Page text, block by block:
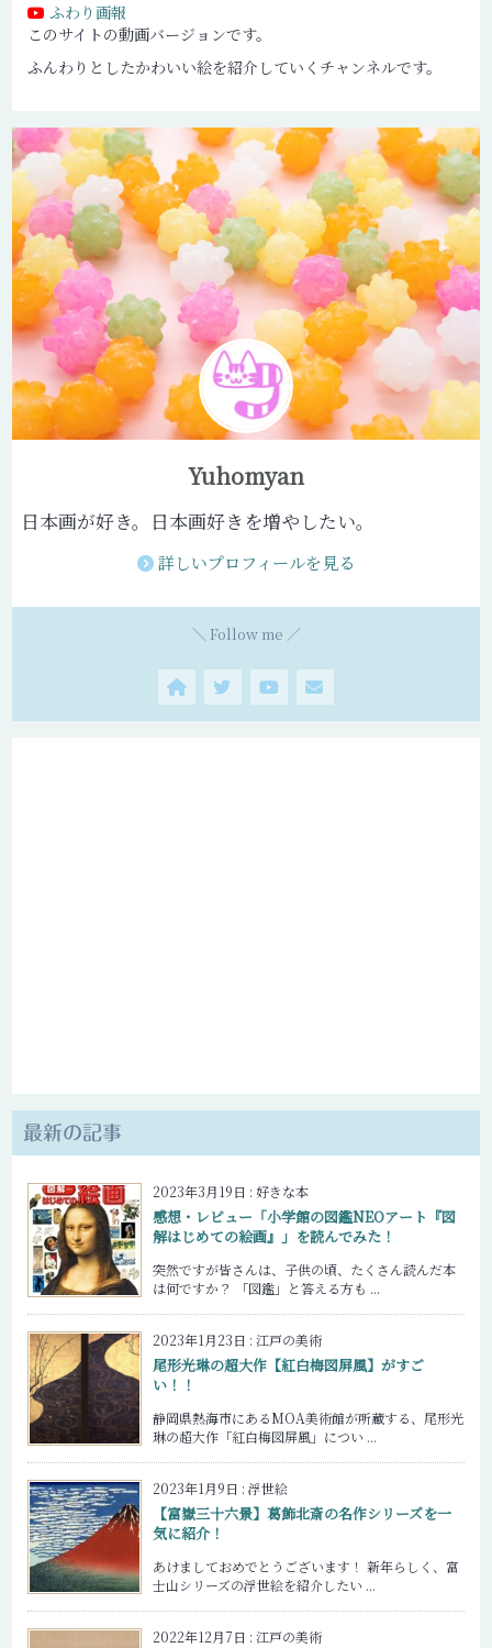
ふわり画報
このサイトの動画バージョンです。
ふんわりとしたかわいい絵を紹介していくチャンネルです。
Yuhomyan
日本画が好き。日本画好きを増やしたい。
詳しいプロフィールを見る
＼ Follow me ／
最新の記事
2023年3月19日 : 好きな本
感想・レビュー「小学館の図鑑NEOアート『図
解はじめての絵画』」を読んでみた！
突然ですが皆さんは、子供の頃、たくさん読んだ本
は何ですか？ 「図鑑」と答える方も ...
2023年1月23日 : 江戸の美術
尾形光琳の超大作【紅白梅図屏風】がすご
い！！
静岡県熱海市にあるMOA美術館が所蔵する、尾形光
琳の超大作「紅白梅図屏風」につい ...
2023年1月9日 : 浮世絵
【富嶽三十六景】葛飾北斎の名作シリーズを一
気に紹介！
あけましておめでとうございます！ 新年らしく、富
士山シリーズの浮世絵を紹介したい ...
2022年12月7日 : 江戸の美術